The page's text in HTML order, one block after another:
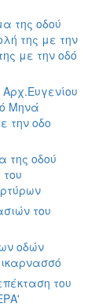
της οδού
της με την
με την οδό
Μηνά
την οδο
της οδού
του
οδών
του